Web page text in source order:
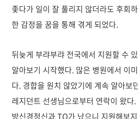
좇다가 일이 잘 풀리지 않더라도 후회
한 감정을 꿈을 통해 겪게 되었다.
뒤늦게 부랴부랴 전국에서 지원할 수
알아보기 시작했다. 많은 병원에서 이
다. 경합을 원치 않았기에 계속 알아보
레지던트 선생님으로부터 연락이 왔다
방신경정신과 TO가 났으니 지원해보